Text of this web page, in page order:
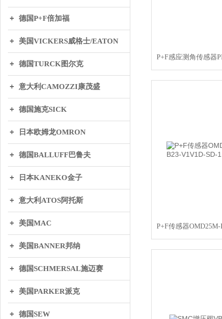
德国P+F倍加福
美国VICKERS威格士/EATON
德国TURCK图尔克
意大利CAMOZZI康茂盛
德国施克SICK
日本欧姆龙OMRON
德国BALLUFF巴鲁夫
日本KANEKO金子
意大利ATOS阿托斯
美国MAC
美国BANNER邦纳
德国SCHMERSAL施迈赛
美国PARKER派克
德国SEW